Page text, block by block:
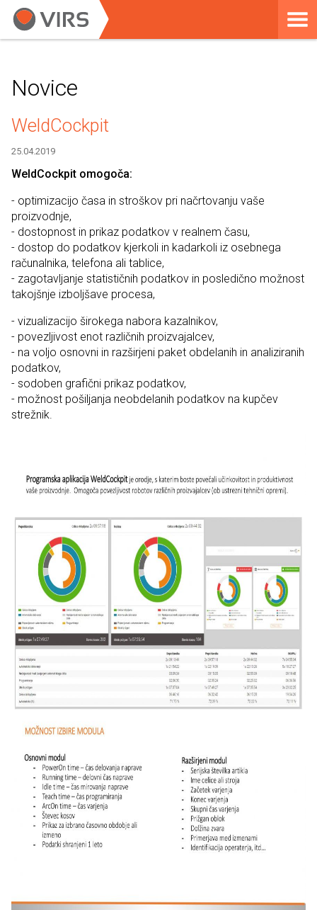
Novice
WeldCockpit
25.04.2019
WeldCockpit omogoča:
- optimizacijo časa in stroškov pri načrtovanju vaše
proizvodnje,
- dostopnost in prikaz podatkov v realnem času,
- dostop do podatkov kjerkoli in kadarkoli iz osebnega
računalnika, telefona ali tablice,
- zagotavljanje statističnih podatkov in posledično možnost
takojšnje izboljšave procesa,
- vizualizacijo širokega nabora kazalnikov,
- povezljivost enot različnih proizvajalcev,
- na voljo osnovni in razširjeni paket obdelanih in analiziranih
podatkov,
- sodoben grafični prikaz podatkov,
- možnost pošiljanja neobdelanih podatkov na kupčev
strežnik.